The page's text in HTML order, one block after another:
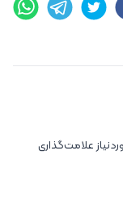
علامت‌گذاری